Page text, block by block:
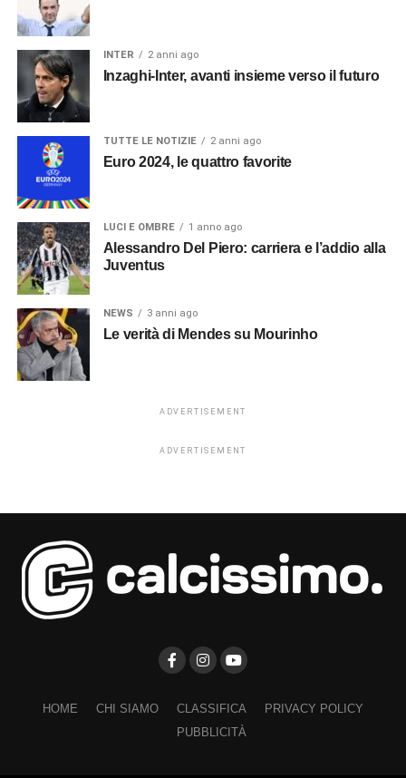
INTER 2 anni ago
Inzaghi-Inter, avanti insieme verso il futuro
TUTTE LE NOTIZIE 2 anni ago
Euro 2024, le quattro favorite
LUCI E OMBRE 1 anno ago
Alessandro Del Piero: carriera e l’addio alla
Juventus
NEWS 3 anni ago
Le verità di Mendes su Mourinho
ADVERTISEMENT
ADVERTISEMENT
HOME CHI SIAMO CLASSIFICA
PRIVACY POLICY
PUBBLICITÀ